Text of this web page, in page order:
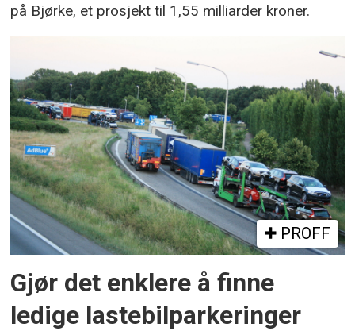
på Bjørke, et prosjekt til 1,55 milliarder kroner.
PROFF
Gjør det enklere å finne
ledige lastebilparkeringer